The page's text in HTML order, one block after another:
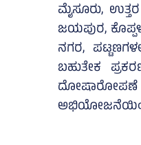
ಮೈಸೂರು,
ಜಯಪುರ,
ನಗರ,
ಬಹುತೇಕ
ದೋಷಾರೋಪಣೆ